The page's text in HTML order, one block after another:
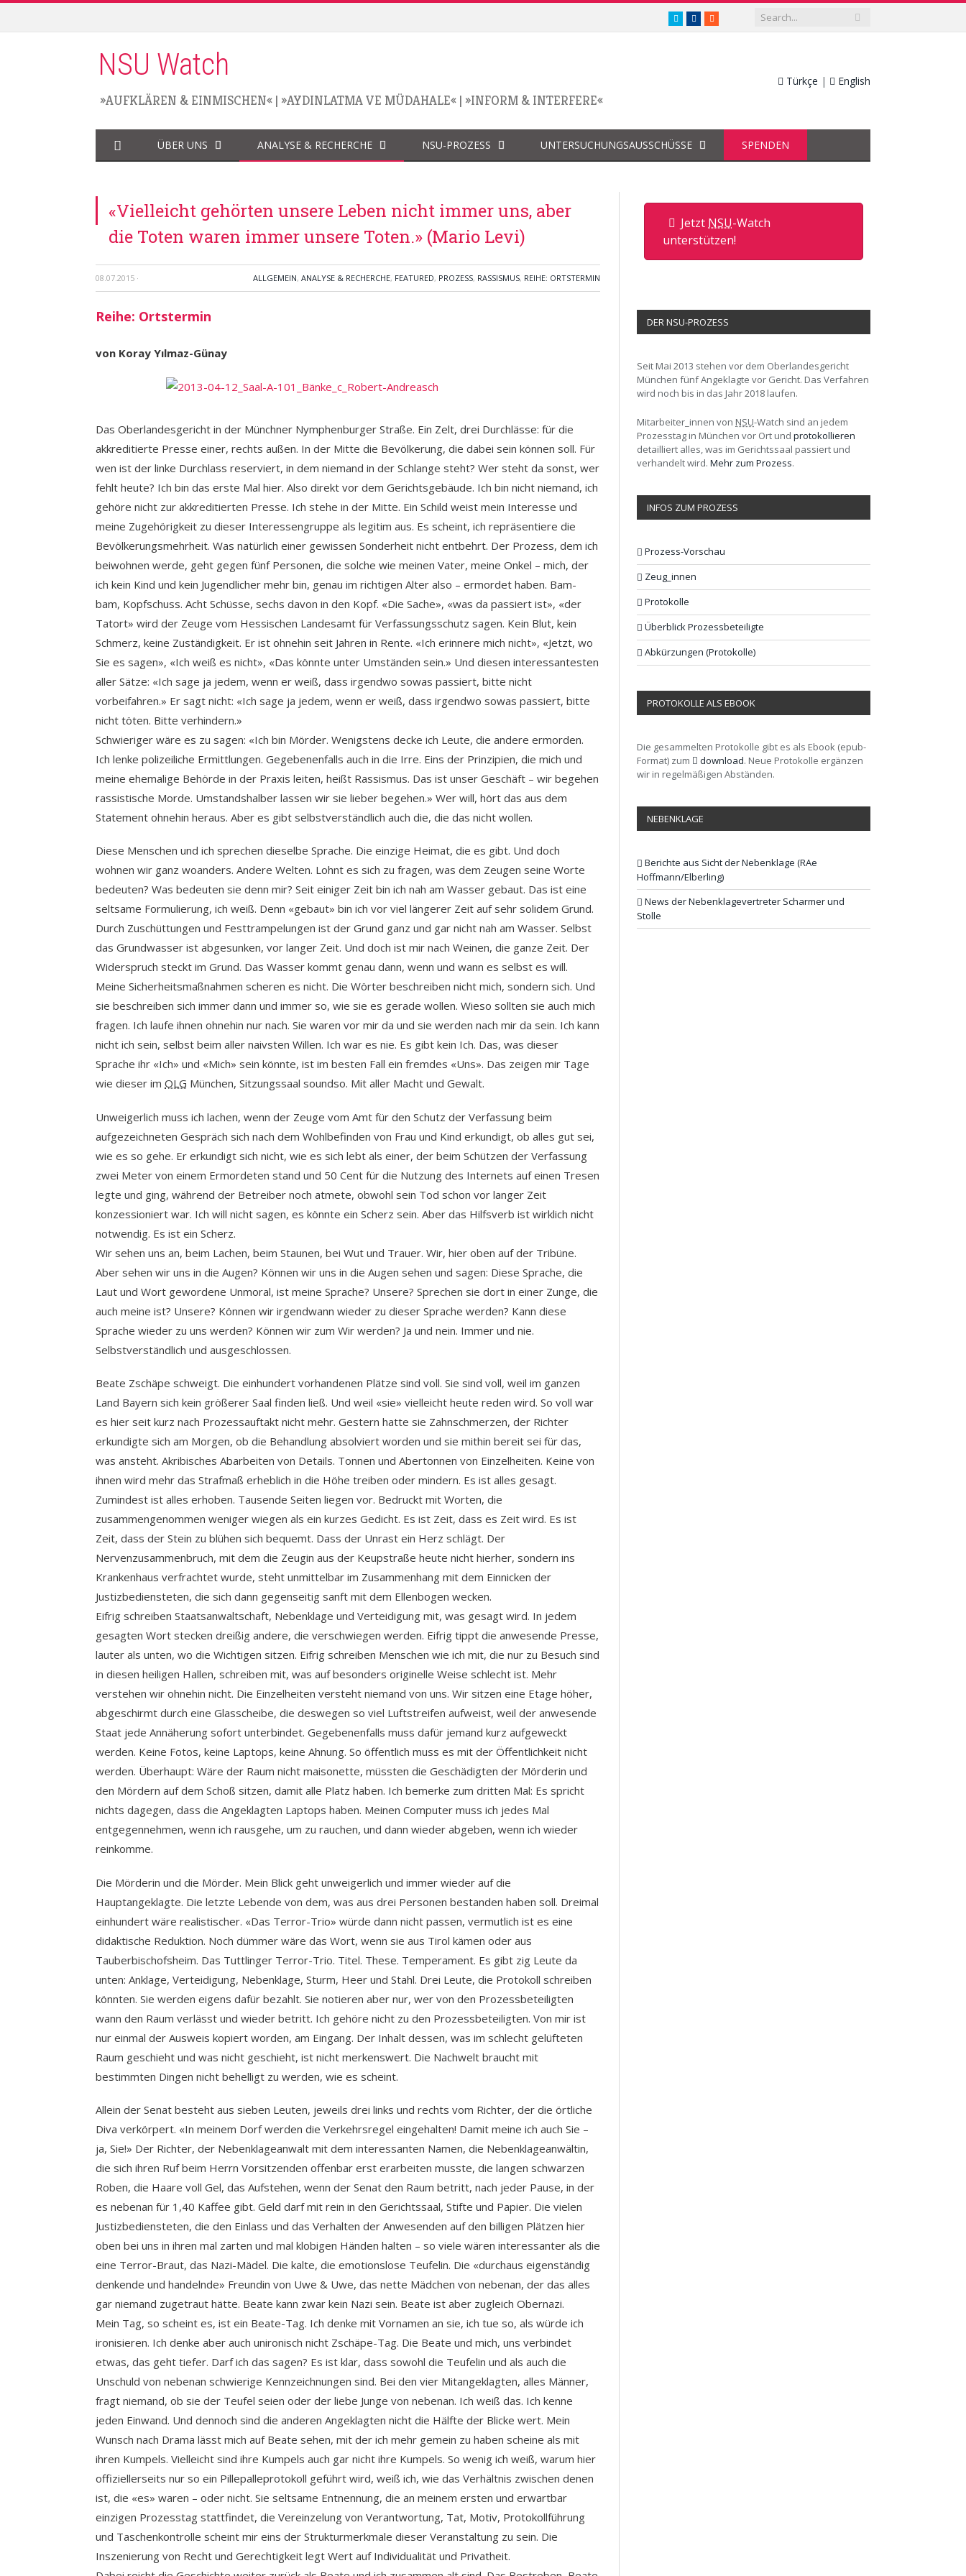
twitter.com/nsuwatch
facebook.com/nsuwatch
RSS
NSU Watch
»AUFKLÄREN & EINMISCHEN« | »AYDINLATMA VE MÜDAHALE« | »INFORM & INTERFERE«
Türkçe | English
ÜBER UNS ANALYSE & RECHERCHE NSU-PROZESS UNTERSUCHUNGSAUSSCHÜSSE SPENDEN
«Vielleicht gehörten unsere Leben nicht immer uns, aber
die Toten waren immer unsere Toten.» (Mario Levi)
08.07.2015 · ALLGEMEIN, ANALYSE & RECHERCHE, FEATURED, PROZESS, RASSISMUS, REIHE: ORTSTERMIN
Reihe: Ortstermin
von Koray Yılmaz-Günay
Das Oberlandesgericht in der Münchner Nymphenburger Straße. Ein Zelt, drei Durchlässe: für die
akkreditierte Presse einer, rechts außen. In der Mitte die Bevölkerung, die dabei sein können soll. Für
wen ist der linke Durchlass reserviert, in dem niemand in der Schlange steht? Wer steht da sonst, wer
fehlt heute? Ich bin das erste Mal hier. Also direkt vor dem Gerichtsgebäude. Ich bin nicht niemand, ich
gehöre nicht zur akkreditierten Presse. Ich stehe in der Mitte. Ein Schild weist mein Interesse und
meine Zugehörigkeit zu dieser Interessengruppe als legitim aus. Es scheint, ich repräsentiere die
Bevölkerungsmehrheit. Was natürlich einer gewissen Sonderheit nicht entbehrt. Der Prozess, dem ich
beiwohnen werde, geht gegen fünf Personen, die solche wie meinen Vater, meine Onkel – mich, der
ich kein Kind und kein Jugendlicher mehr bin, genau im richtigen Alter also – ermordet haben. Bam-
bam, Kopfschuss. Acht Schüsse, sechs davon in den Kopf. «Die Sache», «was da passiert ist», «der
Tatort» wird der Zeuge vom Hessischen Landesamt für Verfassungsschutz sagen. Kein Blut, kein
Schmerz, keine Zuständigkeit. Er ist ohnehin seit Jahren in Rente. «Ich erinnere mich nicht», «Jetzt, wo
Sie es sagen», «Ich weiß es nicht», «Das könnte unter Umständen sein.» Und diesen interessantesten
aller Sätze: «Ich sage ja jedem, wenn er weiß, dass irgendwo sowas passiert, bitte nicht
vorbeifahren.» Er sagt nicht: «Ich sage ja jedem, wenn er weiß, dass irgendwo sowas passiert, bitte
nicht töten. Bitte verhindern.»
Schwieriger wäre es zu sagen: «Ich bin Mörder. Wenigstens decke ich Leute, die andere ermorden.
Ich lenke polizeiliche Ermittlungen. Gegebenenfalls auch in die Irre. Eins der Prinzipien, die mich und
meine ehemalige Behörde in der Praxis leiten, heißt Rassismus. Das ist unser Geschäft – wir begehen
rassistische Morde. Umstandshalber lassen wir sie lieber begehen.» Wer will, hört das aus dem
Statement ohnehin heraus. Aber es gibt selbstverständlich auch die, die das nicht wollen.
Diese Menschen und ich sprechen dieselbe Sprache. Die einzige Heimat, die es gibt. Und doch
wohnen wir ganz woanders. Andere Welten. Lohnt es sich zu fragen, was dem Zeugen seine Worte
bedeuten? Was bedeuten sie denn mir? Seit einiger Zeit bin ich nah am Wasser gebaut. Das ist eine
seltsame Formulierung, ich weiß. Denn «gebaut» bin ich vor viel längerer Zeit auf sehr solidem Grund.
Durch Zuschüttungen und Festtrampelungen ist der Grund ganz und gar nicht nah am Wasser. Selbst
das Grundwasser ist abgesunken, vor langer Zeit. Und doch ist mir nach Weinen, die ganze Zeit. Der
Widerspruch steckt im Grund. Das Wasser kommt genau dann, wenn und wann es selbst es will.
Meine Sicherheitsmaßnahmen scheren es nicht. Die Wörter beschreiben nicht mich, sondern sich. Und
sie beschreiben sich immer dann und immer so, wie sie es gerade wollen. Wieso sollten sie auch mich
fragen. Ich laufe ihnen ohnehin nur nach. Sie waren vor mir da und sie werden nach mir da sein. Ich kann
nicht ich sein, selbst beim aller naivsten Willen. Ich war es nie. Es gibt kein Ich. Das, was dieser
Sprache ihr «Ich» und «Mich» sein könnte, ist im besten Fall ein fremdes «Uns». Das zeigen mir Tage
wie dieser im OLG München, Sitzungssaal soundso. Mit aller Macht und Gewalt.
Unweigerlich muss ich lachen, wenn der Zeuge vom Amt für den Schutz der Verfassung beim
aufgezeichneten Gespräch sich nach dem Wohlbefinden von Frau und Kind erkundigt, ob alles gut sei,
wie es so gehe. Er erkundigt sich nicht, wie es sich lebt als einer, der beim Schützen der Verfassung
zwei Meter von einem Ermordeten stand und 50 Cent für die Nutzung des Internets auf einen Tresen
legte und ging, während der Betreiber noch atmete, obwohl sein Tod schon vor langer Zeit
konzessioniert war. Ich will nicht sagen, es könnte ein Scherz sein. Aber das Hilfsverb ist wirklich nicht
notwendig. Es ist ein Scherz.
Wir sehen uns an, beim Lachen, beim Staunen, bei Wut und Trauer. Wir, hier oben auf der Tribüne.
Aber sehen wir uns in die Augen? Können wir uns in die Augen sehen und sagen: Diese Sprache, die
Laut und Wort gewordene Unmoral, ist meine Sprache? Unsere? Sprechen sie dort in einer Zunge, die
auch meine ist? Unsere? Können wir irgendwann wieder zu dieser Sprache werden? Kann diese
Sprache wieder zu uns werden? Können wir zum Wir werden? Ja und nein. Immer und nie.
Selbstverständlich und ausgeschlossen.
Beate Zschäpe schweigt. Die einhundert vorhandenen Plätze sind voll. Sie sind voll, weil im ganzen
Land Bayern sich kein größerer Saal finden ließ. Und weil «sie» vielleicht heute reden wird. So voll war
es hier seit kurz nach Prozessauftakt nicht mehr. Gestern hatte sie Zahnschmerzen, der Richter
erkundigte sich am Morgen, ob die Behandlung absolviert worden und sie mithin bereit sei für das,
was ansteht. Akribisches Abarbeiten von Details. Tonnen und Abertonnen von Einzelheiten. Keine von
ihnen wird mehr das Strafmaß erheblich in die Höhe treiben oder mindern. Es ist alles gesagt.
Zumindest ist alles erhoben. Tausende Seiten liegen vor. Bedruckt mit Worten, die
zusammengenommen weniger wiegen als ein kurzes Gedicht. Es ist Zeit, dass es Zeit wird. Es ist
Zeit, dass der Stein zu blühen sich bequemt. Dass der Unrast ein Herz schlägt. Der
Nervenzusammenbruch, mit dem die Zeugin aus der Keupstraße heute nicht hierher, sondern ins
Krankenhaus verfrachtet wurde, steht unmittelbar im Zusammenhang mit dem Einnicken der
Justizbediensteten, die sich dann gegenseitig sanft mit dem Ellenbogen wecken.
Eifrig schreiben Staatsanwaltschaft, Nebenklage und Verteidigung mit, was gesagt wird. In jedem
gesagten Wort stecken dreißig andere, die verschwiegen werden. Eifrig tippt die anwesende Presse,
lauter als unten, wo die Wichtigen sitzen. Eifrig schreiben Menschen wie ich mit, die nur zu Besuch sind
in diesen heiligen Hallen, schreiben mit, was auf besonders originelle Weise schlecht ist. Mehr
verstehen wir ohnehin nicht. Die Einzelheiten versteht niemand von uns. Wir sitzen eine Etage höher,
abgeschirmt durch eine Glasscheibe, die deswegen so viel Luftstreifen aufweist, weil der anwesende
Staat jede Annäherung sofort unterbindet. Gegebenenfalls muss dafür jemand kurz aufgeweckt
werden. Keine Fotos, keine Laptops, keine Ahnung. So öffentlich muss es mit der Öffentlichkeit nicht
werden. Überhaupt: Wäre der Raum nicht maisonette, müssten die Geschädigten der Mörderin und
den Mördern auf dem Schoß sitzen, damit alle Platz haben. Ich bemerke zum dritten Mal: Es spricht
nichts dagegen, dass die Angeklagten Laptops haben. Meinen Computer muss ich jedes Mal
entgegennehmen, wenn ich rausgehe, um zu rauchen, und dann wieder abgeben, wenn ich wieder
reinkomme.
Die Mörderin und die Mörder. Mein Blick geht unweigerlich und immer wieder auf die
Hauptangeklagte. Die letzte Lebende von dem, was aus drei Personen bestanden haben soll. Dreimal
einhundert wäre realistischer. «Das Terror-Trio» würde dann nicht passen, vermutlich ist es eine
didaktische Reduktion. Noch dümmer wäre das Wort, wenn sie aus Tirol kämen oder aus
Tauberbischofsheim. Das Tuttlinger Terror-Trio. Titel. These. Temperament. Es gibt zig Leute da
unten: Anklage, Verteidigung, Nebenklage, Sturm, Heer und Stahl. Drei Leute, die Protokoll schreiben
könnten. Sie werden eigens dafür bezahlt. Sie notieren aber nur, wer von den Prozessbeteiligten
wann den Raum verlässt und wieder betritt. Ich gehöre nicht zu den Prozessbeteiligten. Von mir ist
nur einmal der Ausweis kopiert worden, am Eingang. Der Inhalt dessen, was im schlecht gelüfteten
Raum geschieht und was nicht geschieht, ist nicht merkenswert. Die Nachwelt braucht mit
bestimmten Dingen nicht behelligt zu werden, wie es scheint.
Allein der Senat besteht aus sieben Leuten, jeweils drei links und rechts vom Richter, der die örtliche
Diva verkörpert. «In meinem Dorf werden die Verkehrsregel eingehalten! Damit meine ich auch Sie –
ja, Sie!» Der Richter, der Nebenklageanwalt mit dem interessanten Namen, die Nebenklageanwältin,
die sich ihren Ruf beim Herrn Vorsitzenden offenbar erst erarbeiten musste, die langen schwarzen
Roben, die Haare voll Gel, das Aufstehen, wenn der Senat den Raum betritt, nach jeder Pause, in der
es nebenan für 1,40 Kaffee gibt. Geld darf mit rein in den Gerichtssaal, Stifte und Papier. Die vielen
Justizbediensteten, die den Einlass und das Verhalten der Anwesenden auf den billigen Plätzen hier
oben bei uns in ihren mal zarten und mal klobigen Händen halten – so viele wären interessanter als die
eine Terror-Braut, das Nazi-Mädel. Die kalte, die emotionslose Teufelin. Die «durchaus eigenständig
denkende und handelnde» Freundin von Uwe & Uwe, das nette Mädchen von nebenan, der das alles
gar niemand zugetraut hätte. Beate kann zwar kein Nazi sein. Beate ist aber zugleich Obernazi.
Mein Tag, so scheint es, ist ein Beate-Tag. Ich denke mit Vornamen an sie, ich tue so, als würde ich
ironisieren. Ich denke aber auch unironisch nicht Zschäpe-Tag. Die Beate und mich, uns verbindet
etwas, das geht tiefer. Darf ich das sagen? Es ist klar, dass sowohl die Teufelin und als auch die
Unschuld von nebenan schwierige Kennzeichnungen sind. Bei den vier Mitangeklagten, alles Männer,
fragt niemand, ob sie der Teufel seien oder der liebe Junge von nebenan. Ich weiß das. Ich kenne
jeden Einwand. Und dennoch sind die anderen Angeklagten nicht die Hälfte der Blicke wert. Mein
Wunsch nach Drama lässt mich auf Beate sehen, mit der ich mehr gemein zu haben scheine als mit
ihren Kumpels. Vielleicht sind ihre Kumpels auch gar nicht ihre Kumpels. So wenig ich weiß, warum hier
offiziellerseits nur so ein Pillepalleprotokoll geführt wird, weiß ich, wie das Verhältnis zwischen denen
ist, die «es» waren – oder nicht. Sie seltsame Entnennung, die an meinem ersten und erwartbar
einzigen Prozesstag stattfindet, die Vereinzelung von Verantwortung, Tat, Motiv, Protokollführung
und Taschenkontrolle scheint mir eins der Strukturmerkmale dieser Veranstaltung zu sein. Die
Inszenierung von Recht und Gerechtigkeit legt Wert auf Individualität und Privatheit.
Jetzt NSU-Watch
unterstützen!
DER NSU-PROZESS
Seit Mai 2013 stehen vor dem Oberlandesgericht
München fünf Angeklagte vor Gericht. Das Verfahren
wird noch bis in das Jahr 2018 laufen.
Mitarbeiter_innen von NSU-Watch sind an jedem
Prozesstag in München vor Ort und protokollieren
detailliert alles, was im Gerichtssaal passiert und
verhandelt wird. Mehr zum Prozess.
INFOS ZUM PROZESS
Prozess-Vorschau
Zeug_innen
Protokolle
Überblick Prozessbeteiligte
Abkürzungen (Protokolle)
PROTOKOLLE ALS EBOOK
Die gesammelten Protokolle gibt es als Ebook (epub-
Format) zum
download. Neue Protokolle ergänzen
wir in regelmäßigen Abständen.
NEBENKLAGE
Berichte aus Sicht der Nebenklage (RAe
Hoffmann/Elberling)
News der Nebenklagevertreter Scharmer und
Stolle